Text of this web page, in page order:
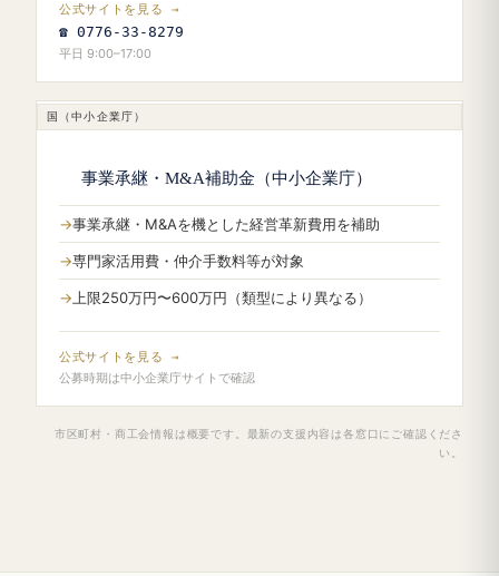
公式サイトを見る →
☎ 0776-33-8279
平日 9:00–17:00
国（中小企業庁）
事業承継・M&A補助金（中小企業庁）
事業承継・M&Aを機とした経営革新費用を補助
専門家活用費・仲介手数料等が対象
上限250万円〜600万円（類型により異なる）
公式サイトを見る →
公募時期は中小企業庁サイトで確認
市区町村・商工会情報は概要です。最新の支援内容は各窓口にご確認くださ
い。